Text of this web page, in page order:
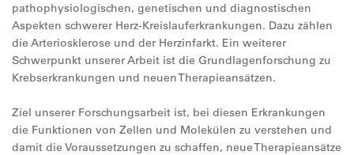
pathophysiologischen, genetischen und diagnostischen
Aspekten schwerer Herz-Kreislauferkrankungen. Dazu zählen
die Arteriosklerose und der Herzinfarkt. Ein weiterer
Schwerpunkt unserer Arbeit ist die Grundlagenforschung zu
Krebserkrankungen und neuen Therapieansätzen.
Ziel unserer Forschungsarbeit ist, bei diesen Erkrankungen
die Funktionen von Zellen und Molekülen zu verstehen und
damit die Voraussetzungen zu schaffen, neue Therapieansätze